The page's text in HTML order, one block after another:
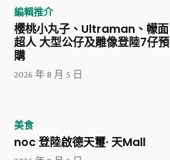
編輯推介
櫻桃小丸子、Ultraman、幪面
超人 大型公仔及雕像登陸7仔預
購
2026 年 8 月 5 日
美食
noc 登陸啟德天璽· 天Mall